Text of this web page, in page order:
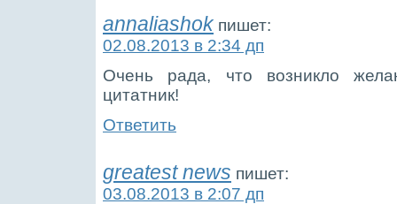
annaliashok пишет:
02.08.2013 в 2:34 дп
Очень рада, что возникло
цитатник!
Ответить
greatest news пишет:
03.08.2013 в 2:07 дп